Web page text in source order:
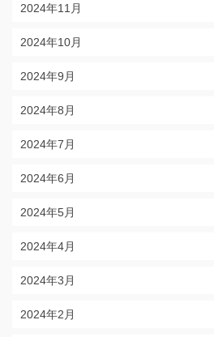
2024年11月
2024年10月
2024年9月
2024年8月
2024年7月
2024年6月
2024年5月
2024年4月
2024年3月
2024年2月